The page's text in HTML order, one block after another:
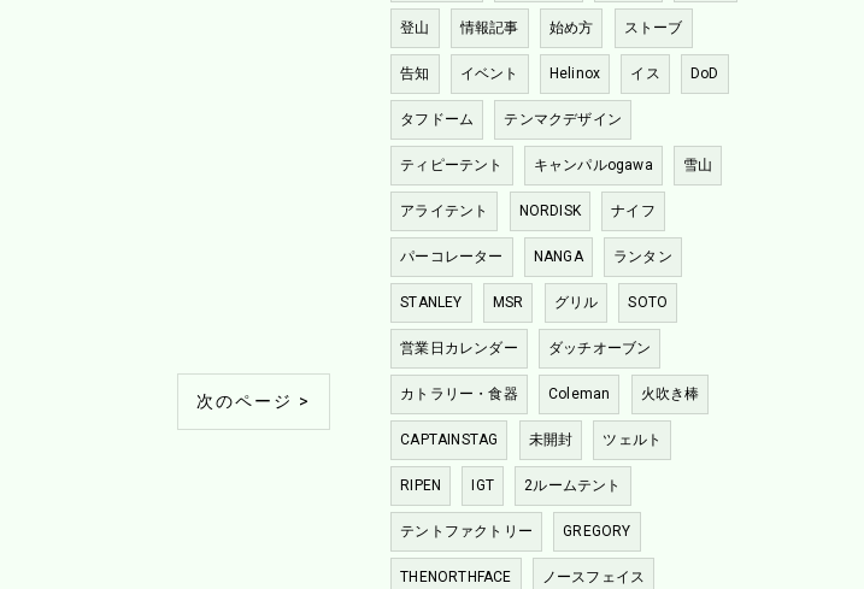
次のページ >
登山 情報記事 始め方 ストーブ
告知 イベント Helinox イス DoD
タフドーム テンマクデザイン
ティピーテント キャンパルogawa 雪山
アライテント NORDISK ナイフ
パーコレーター NANGA ランタン
STANLEY MSR グリル SOTO
営業日カレンダー ダッチオーブン
カトラリー・食器 Coleman 火吹き棒
CAPTAINSTAG 未開封 ツェルト
RIPEN IGT 2ルームテント
テントファクトリー GREGORY
THENORTHFACE ノースフェイス